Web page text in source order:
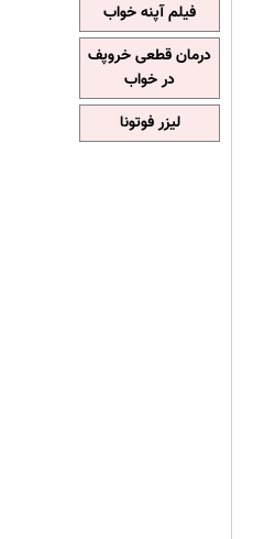
فیلم آپنه خواب
درمان قطعی خروپف
در خواب
لیزر فوتونا